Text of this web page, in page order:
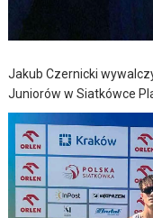
Jakub Czernicki
Juniorów w Siatkówce